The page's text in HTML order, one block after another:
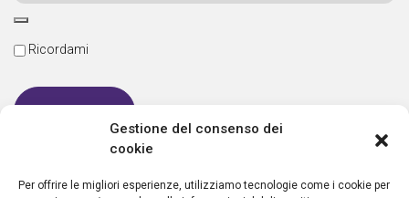
Gestione del consenso dei
cookie
Per offrire le migliori esperienze, utilizziamo tecnologie come i cookie per
Ricordami